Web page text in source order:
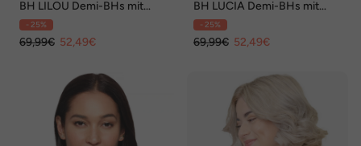
BH LILOU Demi-BHs mit
Bügel,Spitze
- 25%
69,99€ 52,49€
BH LUCIA Demi-BHs mit
Bügel,T-Shirt-
BHs,Spacer,mit Schale
- 25%
69,99€ 52,49€